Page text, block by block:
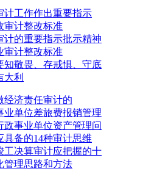
计工作作出重要指示
审计整改标准
计的重要指示批示精神
审计整改标准
知敬畏、存戒惧、守底
大利
经济责任审计的
业单位差旅费报销管理
政事业单位资产管理问
具备的14种审计思维
工决算审计应把握的十
管理思路和方法